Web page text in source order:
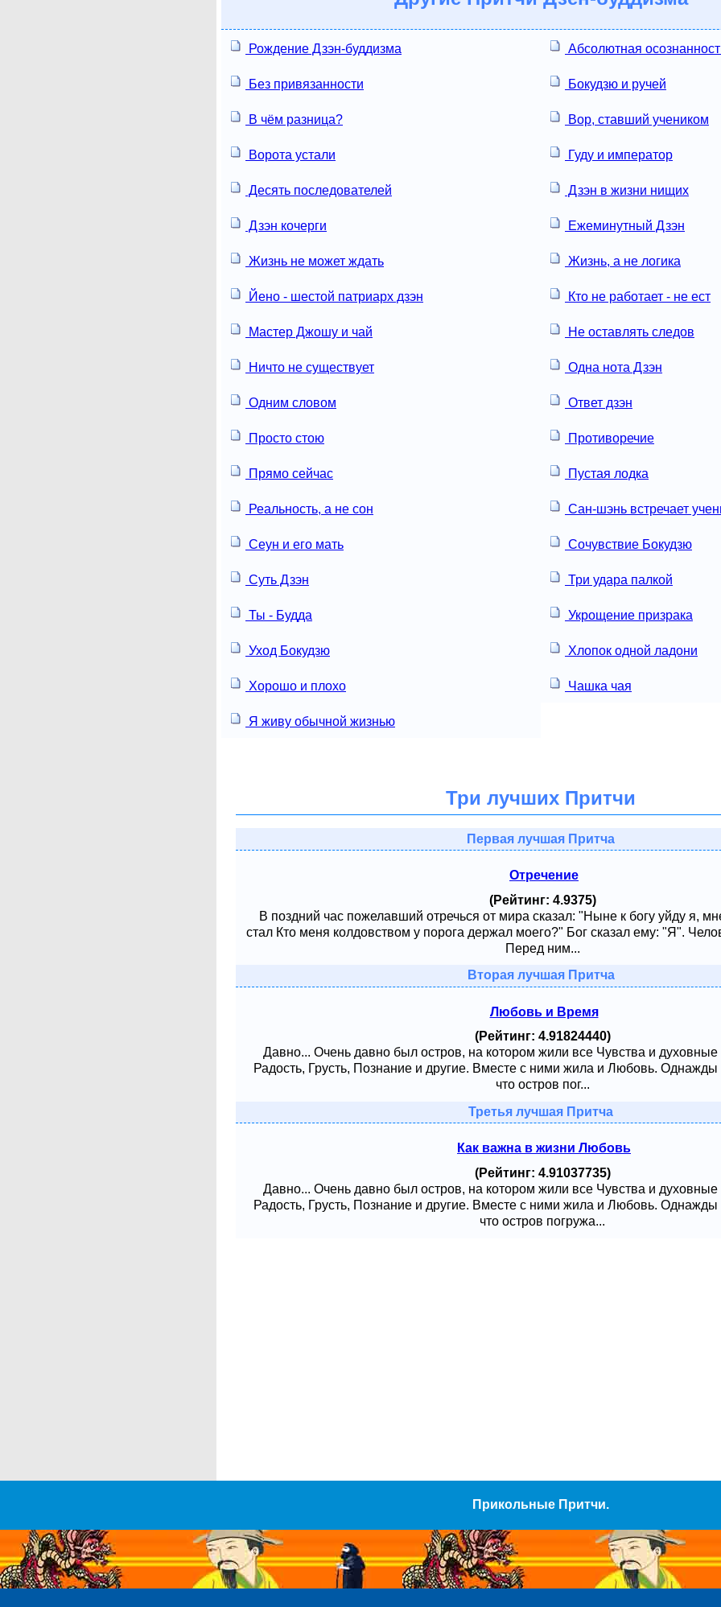
Рождение Дзэн-буддизма Абсолютная
Без привязанности Бокудзю и ручей
В чём разница? Вор, ставший учеником
Ворота устали Гуду и император
Десять последователей Дзэн в жизни нищих
Дзэн кочерги Ежеминутный Дзэн
Жизнь не может ждать Жизнь, а не логика
Йено - шестой патриарх дзэн Кто не работает - не ест
Мастер Джошу и чай Не оставлять следов
Ничто не существует Одна нота Дзэн
Одним словом Ответ дзэн
Просто стою Противоречие
Прямо сейчас Пустая лодка
Реальность, а не сон Сан-шэнь встречает
Сеун и его мать Сочувствие Бокудзю
Суть Дзэн Три удара палкой
Ты - Будда Укрощение призрака
Уход Бокудзю Хлопок одной ладони
Хорошо и плохо Чашка чая
Я живу обычной жизнью
Три лучших Притчи
Первая лучшая Притча
Отречение
(Рейтинг: 4.9375)
В поздний час пожелавший отречься от мира сказал: "Ныне к богу уйду я,
стал Кто меня колдовством у порога держал моего?" Бог сказал ему: "Я".
Перед ним...
Вторая лучшая Притча
Любовь и Время
(Рейтинг: 4.91824440)
Давно... Очень давно был остров, на котором жили все Чувства и
Радость, Грусть, Познание и другие. Вместе с ними жила и Любовь. Однажды
что остров пог...
Третья лучшая Притча
Как важна в жизни Любовь
(Рейтинг: 4.91037735)
Давно... Очень давно был остров, на котором жили все Чувства и
Радость, Грусть, Познание и другие. Вместе с ними жила и Любовь. Однажды
что остров погружа...
Прикольные Притчи.